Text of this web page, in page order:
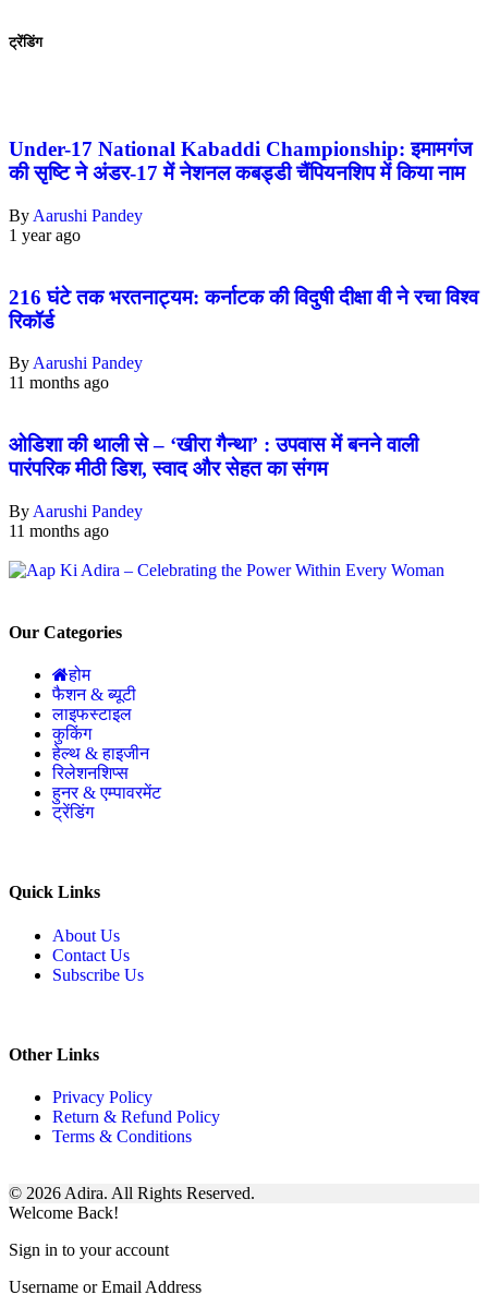
ट्रेंडिंग
Under-17 National Kabaddi Championship: इमामगंज
की सृष्टि ने अंडर-17 में नेशनल कबड्डी चैंपियनशिप में किया नाम
By Aarushi Pandey
1 year ago
216 घंटे तक भरतनाट्यम: कर्नाटक की विदुषी दीक्षा वी ने रचा विश्व
रिकॉर्ड
By Aarushi Pandey
11 months ago
ओडिशा की थाली से – ‘खीरा गैन्था’ : उपवास में बनने वाली
पारंपरिक मीठी डिश, स्वाद और सेहत का संगम
By Aarushi Pandey
11 months ago
Our Categories
होम
फैशन & ब्यूटी
लाइफस्टाइल
कुकिंग
हेल्थ & हाइजीन
रिलेशनशिप्स
हुनर & एम्पावरमेंट
ट्रेंडिंग
Quick Links
About Us
Contact Us
Subscribe Us
Other Links
Privacy Policy
Return & Refund Policy
Terms & Conditions
© 2026 Adira. All Rights Reserved.
Welcome Back!
Sign in to your account
Username or Email Address